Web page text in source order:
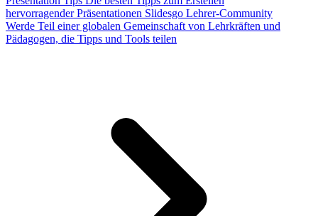
hervorragender Präsentationen Slidesgo Lehrer-Community
Werde Teil einer globalen Gemeinschaft von Lehrkräften und
Pädagogen, die Tipps und Tools teilen